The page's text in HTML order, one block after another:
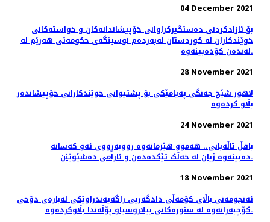
04 December 2021
بۆ ئازادکردنی دەستگیرکراوانی خۆپیشاندانەکان و خواستەکانی
خوێندکاران لە کوردستان لەبەردەم نوسینگەی حکومەتی هەرێم لە
لەندەن کۆدەبینەوە.
28 November 2021
لاهور شێخ جەنگی پەیامێکی بۆ پشتیوانی خوێندکارانی خۆپیشاندەر
بڵاو کردەوە
24 November 2021
بافڵ تاڵەبانی.. ھەموو ھێزمانەوە رووبەڕووی ئەو کەسانە
دەبینەوە ژیان لە خەڵک تێکدەدەن و ئارامی دەشێوێنن.
18 November 2021
ئه‌نجومه‌نی باڵای كۆمه‌ڵی دادگه‌ریی راگه‌یه‌ندراوێكی له‌باره‌ی دۆخی
كۆچبه‌رانه‌وه‌ له‌ سنوره‌كانی بیلاروسیاو پۆڵه‌ندا بڵاوكرده‌وه‌.